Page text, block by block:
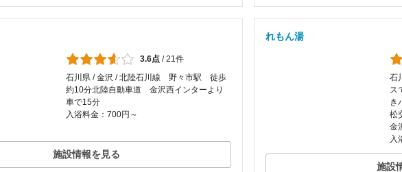
3.6点 /21件
石川県 / 金沢 / 北陸石川線 野々市駅 徒歩
約10分北陸自動車道 金沢西インターより
車で15分
入浴料金：700円～
施設情報を見る
れもん湯
石
ス
き
松
金
入
施設